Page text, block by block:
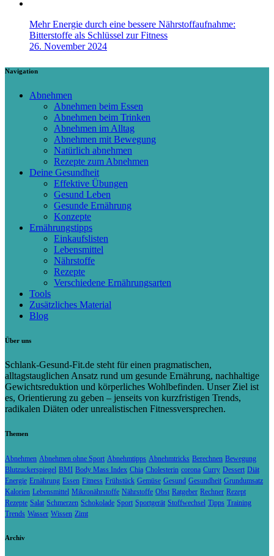
Mehr Energie durch eine bessere Nährstoffaufnahme:
Bitterstoffe als Schlüssel zur Fitness
26. November 2024
Navigation
Abnehmen
Abnehmen beim Essen
Abnehmen beim Trinken
Abnehmen im Alltag
Abnehmen mit Bewegung
Natürlich abnehmen
Rezepte zum Abnehmen
Deine Gesundheit
Effektive Übungen
Gesund Leben
Gesunde Ernährung
Konzepte
Ernährungstipps
Einkaufslisten
Lebensmittel
Nährstoffe
Rezepte
Verschiedene Ernährungsarten
Tools
Zusätzliches Material
Blog
Über uns
Schlank-Gesund-Fit.de steht für einen pragmatischen,
alltagstauglichen Ansatz rund um gesunde Ernährung, nachhaltige
Gewichtsreduktion und körperliches Wohlbefinden. Unser Ziel ist
es, Orientierung zu geben – jenseits von kurzfristigen Trends,
radikalen Diäten oder unrealistischen Fitnessversprechen.
Themen
Abnehmen Abnehmen ohne Sport Abnehmtipps Abnehmtricks Berechnen Bewegung
Blutzuckerspiegel BMI Body Mass Index Chia Cholesterin corona Curry Dessert Diät
Energie Ernährung Essen Fitness Frühstück Gemüse Gesund Gesundheit Grundumsatz
Kalorien Lebensmittel Mikronährstoffe Nährstoffe Obst Ratgeber Rechner Rezept
Rezepte Salat Schmerzen Schokolade Sport Sportgerät Stoffwechsel Tipps Training
Trends Wasser Wissen Zimt
Archiv